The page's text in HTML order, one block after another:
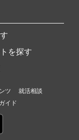
を探す
ツ
就活相談
イド